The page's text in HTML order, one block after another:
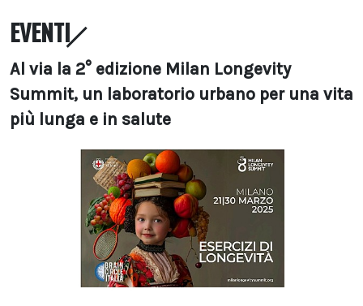
EVENTI
Al via la 2° edizione Milan Longevity
Summit, un laboratorio urbano per una vita
più lunga e in salute